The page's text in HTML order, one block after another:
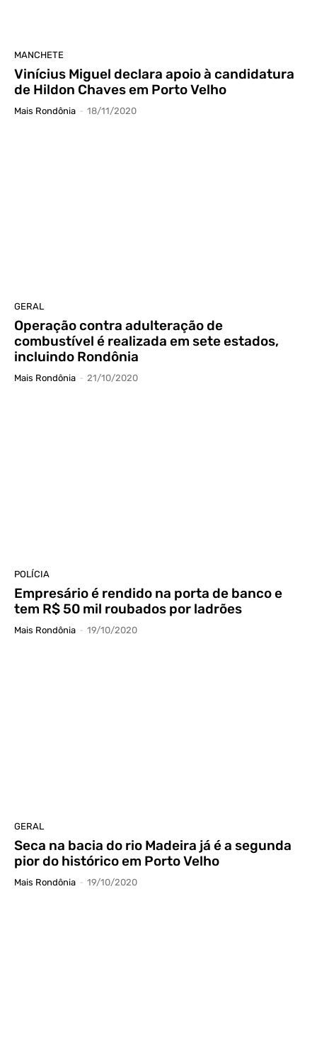
MANCHETE
Vinícius Miguel declara apoio à candidatura
de Hildon Chaves em Porto Velho
Mais Rondônia - 18/11/2020
GERAL
Operação contra adulteração de
combustível é realizada em sete estados,
incluindo Rondônia
Mais Rondônia - 21/10/2020
POLÍCIA
Empresário é rendido na porta de banco e
tem R$ 50 mil roubados por ladrões
Mais Rondônia - 19/10/2020
GERAL
Seca na bacia do rio Madeira já é a segunda
pior do histórico em Porto Velho
Mais Rondônia - 19/10/2020